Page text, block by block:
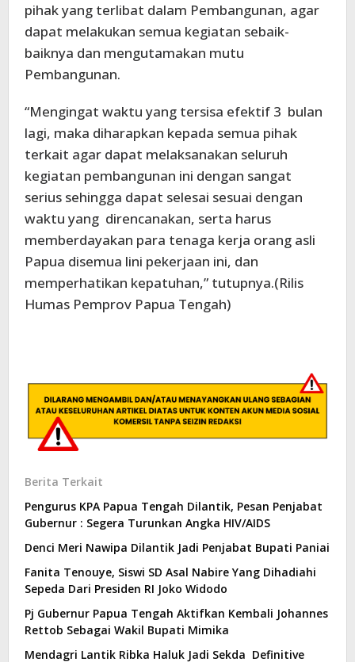
pihak yang terlibat dalam Pembangunan, agar
dapat melakukan semua kegiatan sebaik-
baiknya dan mengutamakan mutu
Pembangunan.
“Mengingat waktu yang tersisa efektif 3 bulan
lagi, maka diharapkan kepada semua pihak
terkait agar dapat melaksanakan seluruh
kegiatan pembangunan ini dengan sangat
serius sehingga dapat selesai sesuai dengan
waktu yang direncanakan, serta harus
memberdayakan para tenaga kerja orang asli
Papua disemua lini pekerjaan ini, dan
memperhatikan kepatuhan,” tutupnya.(Rilis
Humas Pemprov Papua Tengah)
Berita Terkait
Pengurus KPA Papua Tengah Dilantik, Pesan Penjabat
Gubernur : Segera Turunkan Angka HIV/AIDS
Denci Meri Nawipa Dilantik Jadi Penjabat Bupati Paniai
Fanita Tenouye, Siswi SD Asal Nabire Yang Dihadiahi
Sepeda Dari Presiden RI Joko Widodo
Pj Gubernur Papua Tengah Aktifkan Kembali Johannes
Rettob Sebagai Wakil Bupati Mimika
Mendagri Lantik Ribka Haluk Jadi Sekda Definitive